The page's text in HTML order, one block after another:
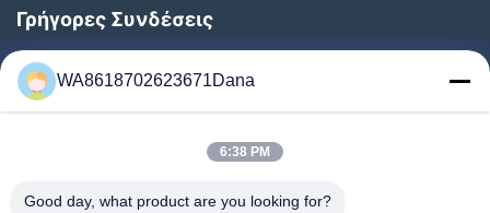
Γρήγορες Συνδέσεις
Σπίτι
Προϊόντα
Επισκέψεις Στο Εργοστάσιο
WA8618702623671Dana
6:38 PM
Good day, what product are you looking for?